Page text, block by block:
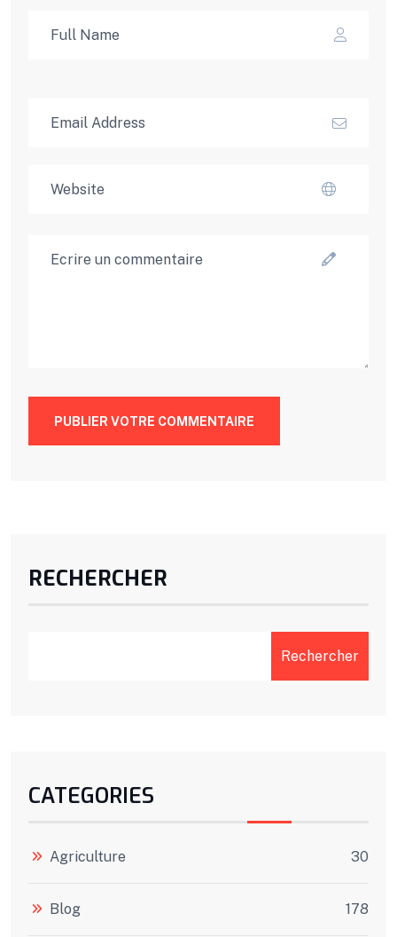
PUBLIER VOTRE COMMENTAIRE
RECHERCHER
Rechercher
CATEGORIES
Agriculture 30
Blog 178